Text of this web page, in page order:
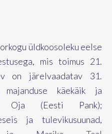
üldkoosoleku eelse
mis toimus 21.
on järelvaadatav 31.
käekäik ja
Oja (Eesti Pank);
ja tulevikusuunad,